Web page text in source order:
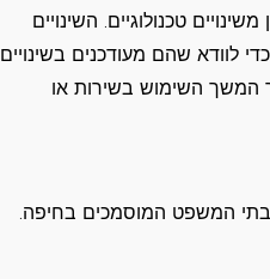
טכנולוגיים. השינויים
לוודא שהם מעודכנים בשינויים
המשך השימוש בשירות או
בתי המשפט המוסמכים בחיפה.